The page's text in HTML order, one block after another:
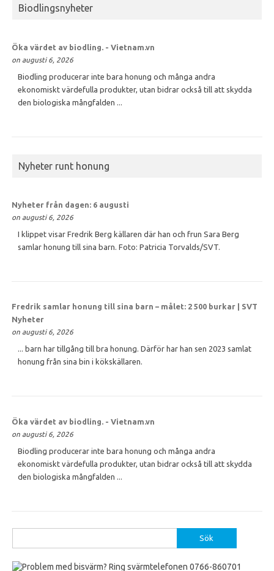
Biodlingsnyheter
Öka värdet av biodling. - Vietnam.vn
on augusti 6, 2026
Biodling producerar inte bara honung och många andra
ekonomiskt värdefulla produkter, utan bidrar också till att skydda
den biologiska mångfalden ...
Nyheter runt honung
Nyheter från dagen: 6 augusti
on augusti 6, 2026
I klippet visar Fredrik Berg källaren där han och frun Sara Berg
samlar honung till sina barn. Foto: Patricia Torvalds/SVT.
Fredrik samlar honung till sina barn – målet: 2 500 burkar | SVT
Nyheter
on augusti 6, 2026
... barn har tillgång till bra honung. Därför har han sen 2023 samlat
honung från sina bin i kökskällaren.
Öka värdet av biodling. - Vietnam.vn
on augusti 6, 2026
Biodling producerar inte bara honung och många andra
ekonomiskt värdefulla produkter, utan bidrar också till att skydda
den biologiska mångfalden ...
efter: